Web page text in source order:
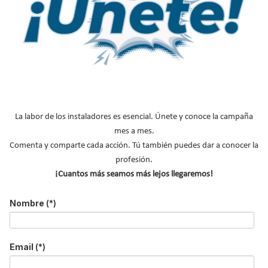
Una vez publicado, todos los proyectos que soliciten licencia de
obras, 9 meses después, tendrán obligatoriamente que cumplir
ya con el nuevo reglamento.
Creemos que los cambios van a ser mínimos. El borrador que se
comunicado.
en:
La labor de los instaladores es esencial. Únete y conoce la campaña
mes a mes.
Comenta y comparte cada acción. Tú también puedes dar a conocer la
profesión.
¡Cuantos más seamos más lejos llegaremos!
Nombre (*)
Email (*)